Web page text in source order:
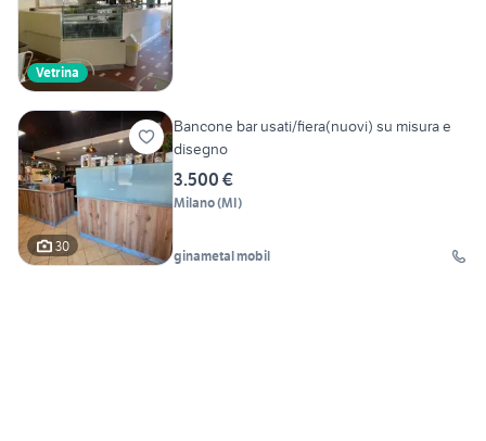
Vetrina
30
Bancone bar usati/fiera(nuovi) su misura e
disegno
3.500 €
Milano(MI)
ginametal mobil